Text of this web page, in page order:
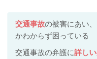
交通事故の被害にあい
かわからず困っている
交通事故の弁護に詳しい